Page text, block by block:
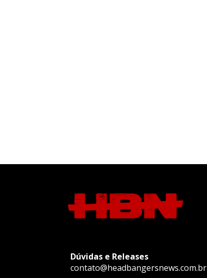
Dúvidas e Releases
contato@headbangersnews.com.br